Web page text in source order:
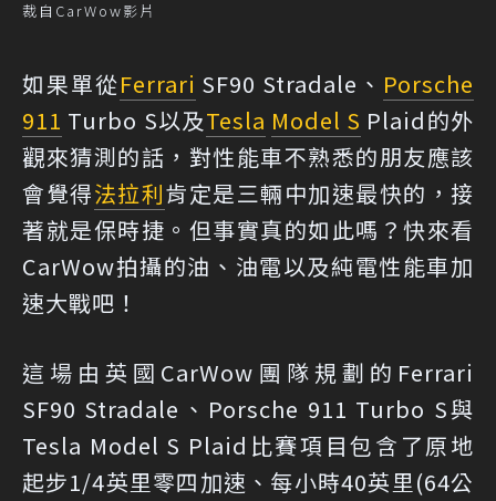
裁自CarWow影片
如果單從Ferrari SF90 Stradale、 Porsche
911 Turbo S以及Tesla Model S Plaid的外
觀來猜測的話，對性能車不熟悉的朋友應該
會覺得法拉利肯定是三輛中加速最快的，接
著就是保時捷。但事實真的如此嗎？快來看
CarWow拍攝的油、油電以及純電性能車加
速大戰吧！
這場由英國CarWow團隊規劃的Ferrari
SF90 Stradale、Porsche 911 Turbo S與
Tesla Model S Plaid比賽項目包含了原地
起步1/4英里零四加速、每小時40英里(64公